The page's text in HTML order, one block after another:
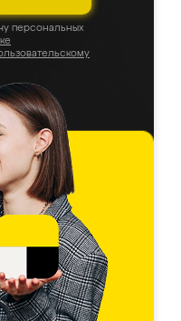
персональных